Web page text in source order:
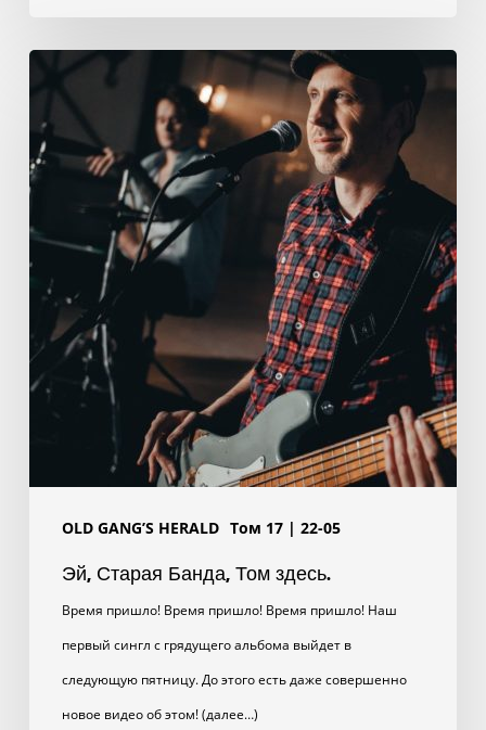
OLD GANG’S HERALD Том 17 | 22-05
Старая
Банда,
Том
здесь.
Эй, Старая Банда, Том здесь.
Время пришло! Время пришло! Время пришло! Наш
первый сингл с грядущего альбома выйдет в
следующую пятницу. До этого есть даже совершенно
новое видео об этом! (далее…)